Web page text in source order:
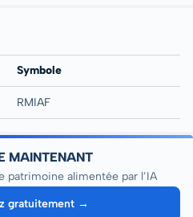
Symbole
RMIAF
MAINTENANT
patrimoine alimentée par l’IA
gratuitement →